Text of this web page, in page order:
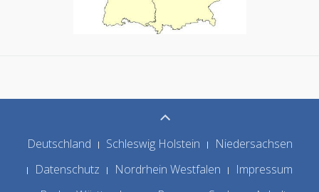
Deutschland Schleswig Holstein
Niedersachsen
Datenschutz
Nordrhein Westfalen
Impressum